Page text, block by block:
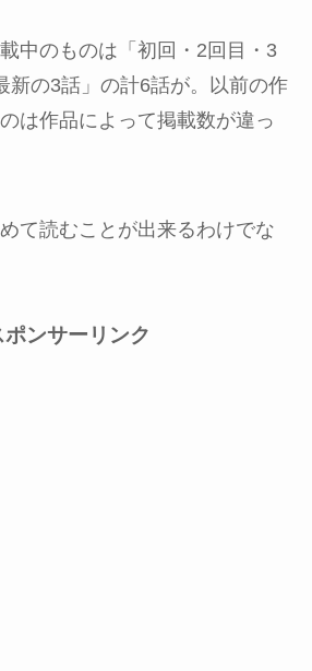
中のものは「初回・2回目・3
新の3話」の計6話が。以前の作
は作品によって掲載数が違っ
て読むことが出来るわけでな
ポンサーリンク